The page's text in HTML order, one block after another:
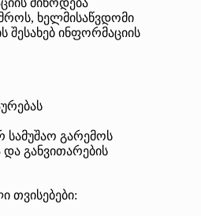
მიწოდება
ხელმისაწვდომი
შესახებ ინფორმაციის
გარემოს
განვითარების
თვისებები: